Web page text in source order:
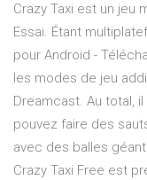
Crazy Taxi est un jeu
Essai. Étant
pour Android -
les modes de jeu
Dreamcast. Au total,
pouvez faire des
avec des balles
Crazy Taxi Free est